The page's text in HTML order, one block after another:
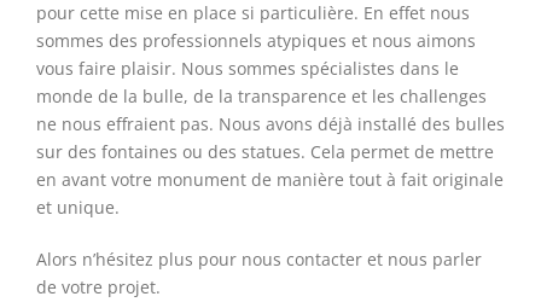
pour cette mise en place si particulière. En effet nous
sommes des professionnels atypiques et nous aimons
vous faire plaisir. Nous sommes spécialistes dans le
monde de la bulle, de la transparence et les challenges
ne nous effraient pas. Nous avons déjà installé des bulles
sur des fontaines ou des statues. Cela permet de mettre
en avant votre monument de manière tout à fait originale
et unique.
Alors n’hésitez plus pour nous contacter et nous parler
de votre projet.